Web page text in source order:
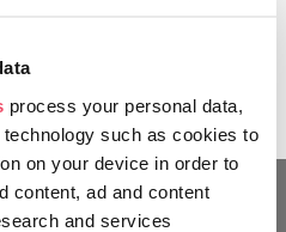
process your personal data,
such as cookies to
on your device in order to
content, ad and content
and services